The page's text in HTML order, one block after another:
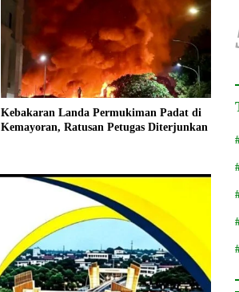
Kebakaran Landa Permukiman Padat di
Kemayoran, Ratusan Petugas Diterjunkan